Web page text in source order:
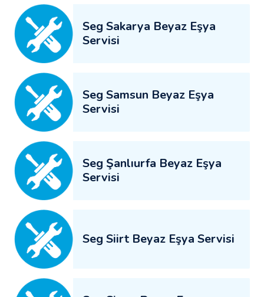
Seg Sakarya Beyaz Eşya
Servisi
Seg Samsun Beyaz Eşya
Servisi
Seg Şanlıurfa Beyaz Eşya
Servisi
Seg Siirt Beyaz Eşya Servisi